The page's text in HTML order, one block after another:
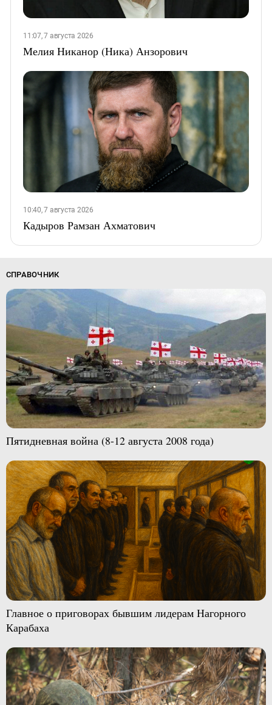
11:07, 7 августа 2026
Мелия Никанор (Ника) Анзорович
10:40, 7 августа 2026
Кадыров Рамзан Ахматович
СПРАВОЧНИК
Пятидневная война (8-12 августа 2008 года)
Главное о приговорах бывшим лидерам Нагорного
Карабаха